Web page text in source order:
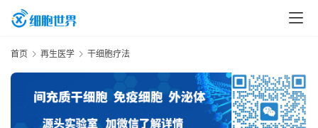
首页 再生医学 干细胞疗法